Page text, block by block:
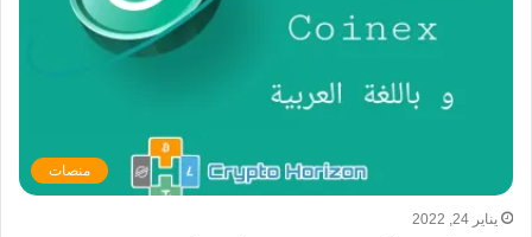
منصات
يناير 24, 2022